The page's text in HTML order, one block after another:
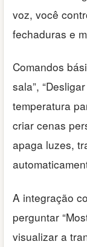
voz, você
fechaduras e
Comandos
sala”,
temperatura
criar cenas
apaga luzes,
A integração
perguntar
visualizar a